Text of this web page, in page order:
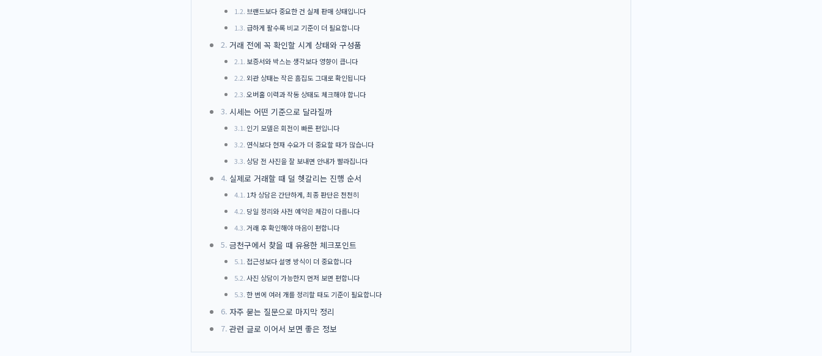
브랜드보다 중요한 건 실제 판매 상태입니다
급하게 팔수록 비교 기준이 더 필요합니다
거래 전에 꼭 확인할 시계 상태와 구성품
보증서와 박스는 생각보다 영향이 큽니다
외관 상태는 작은 흠집도 그대로 확인됩니다
오버홀 이력과 작동 상태도 체크해야 합니다
시세는 어떤 기준으로 달라질까
인기 모델은 회전이 빠른 편입니다
연식보다 현재 수요가 더 중요할 때가 많습니다
상담 전 사진을 잘 보내면 안내가 빨라집니다
실제로 거래할 때 덜 헷갈리는 진행 순서
1차 상담은 간단하게, 최종 판단은 천천히
당일 정리와 사전 예약은 체감이 다릅니다
거래 후 확인해야 마음이 편합니다
금천구에서 찾을 때 유용한 체크포인트
접근성보다 설명 방식이 더 중요합니다
사진 상담이 가능한지 먼저 보면 편합니다
한 번에 여러 개를 정리할 때도 기준이 필요합니다
자주 묻는 질문으로 마지막 정리
관련 글로 이어서 보면 좋은 정보